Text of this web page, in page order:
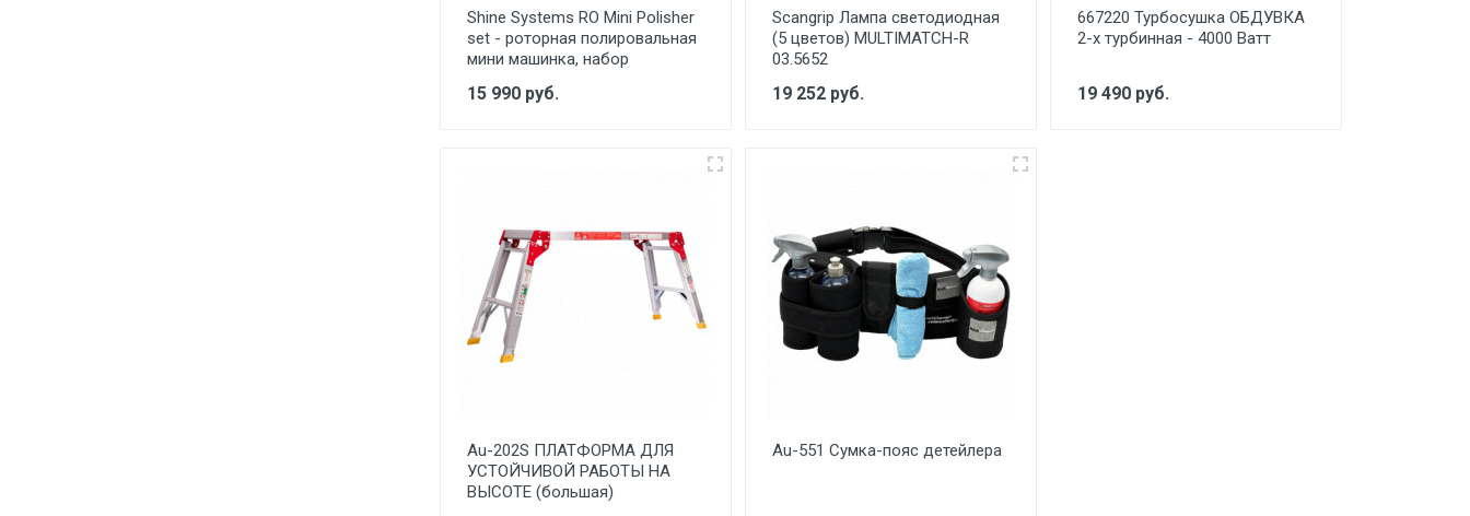
Shine Systems RO Mini Polisher
set - роторная полировальная
мини машинка, набор
15 990 руб.
Scangrip Лампа светодиодная
(5 цветов) MULTIMATCH-R
03.5652
19 252 руб.
667220 Турбосушка ОБДУВКА
2-х турбинная - 4000 Ватт
19 490 руб.
Au-202S ПЛАТФОРМА ДЛЯ
УСТОЙЧИВОЙ РАБОТЫ НА
ВЫСОТЕ (большая)
Au-551 Сумка-пояс детейлера